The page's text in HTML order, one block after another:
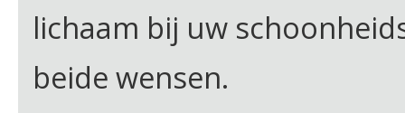
lichaam bij uw
beide wensen.